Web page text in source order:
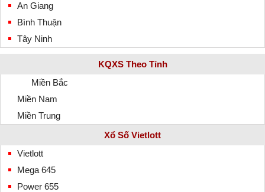
An Giang
Bình Thuận
Tây Ninh
KQXS Theo Tỉnh
Miền Bắc
Miền Nam
Miền Trung
Xổ Số Vietlott
Vietlott
Mega 645
Power 655